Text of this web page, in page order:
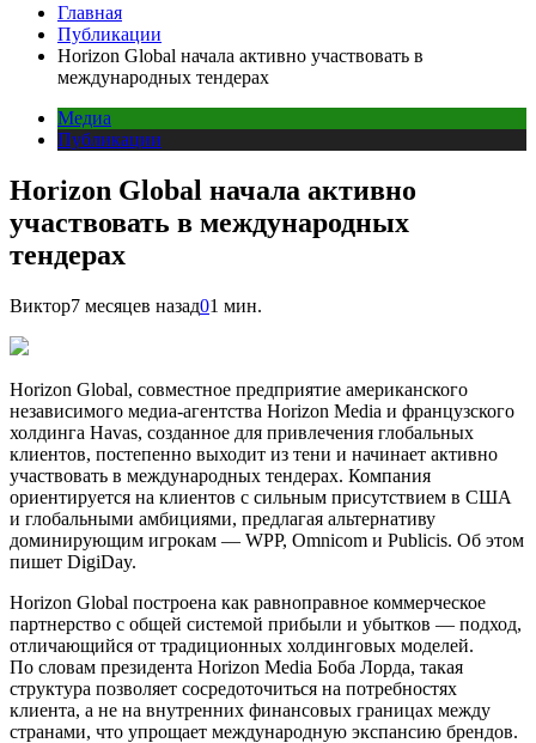
Главная
Публикации
Horizon Global начала активно участвовать в
международных тендерах
Медиа
Публикации
Horizon Global начала активно
участвовать в международных
тендерах
Виктор7 месяцев назад01 мин.
Horizon Global, совместное предприятие американского
независимого медиа-агентства Horizon Media и французского
холдинга Havas, созданное для привлечения глобальных
клиентов, постепенно выходит из тени и начинает активно
участвовать в международных тендерах. Компания
ориентируется на клиентов с сильным присутствием в США
и глобальными амбициями, предлагая альтернативу
доминирующим игрокам — WPP, Omnicom и Publicis. Об этом
пишет DigiDay.
Horizon Global построена как равноправное коммерческое
партнерство с общей системой прибыли и убытков — подход,
отличающийся от традиционных холдинговых моделей.
По словам президента Horizon Media Боба Лорда, такая
структура позволяет сосредоточиться на потребностях
клиента, а не на внутренних финансовых границах между
странами, что упрощает международную экспансию брендов.